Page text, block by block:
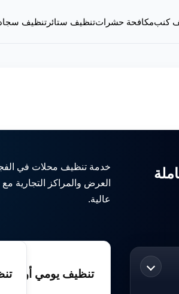
كنبمكافحة حشراتتنظيف ستائر تنظيف
خدمة تنظيف محلات في
العرض والمراكز التجارية مع
عالية.
تنظيف يومي أو